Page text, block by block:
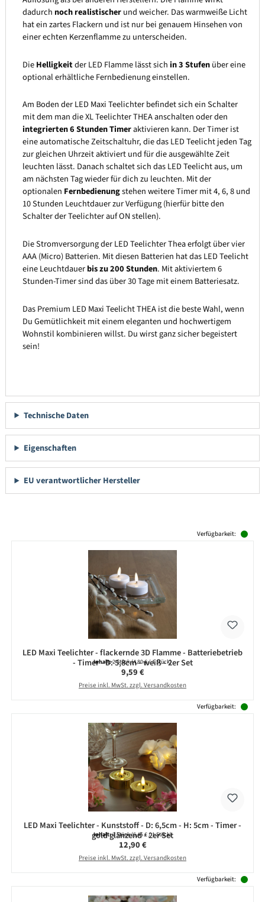
dadurch noch realistischerund weicher. Das warmweiße Licht
hat ein zartes Flackern und ist nur bei genauem Hinsehen von
einer echten Kerzenflamme zu unterscheiden.
DieHelligkeitder LED Flamme lässt sichin 3 Stufenüber eine
optional erhältliche Fernbedienung einstellen.
Am Boden der LED Maxi Teelichter befindet sich ein Schalter
mit dem man die XL Teelichter THEA anschalten oder den
integrierten 6 Stunden Timeraktivieren kann. Der Timer ist
eine automatische Zeitschaltuhr, die das LED Teelicht jeden Tag
zur gleichen Uhrzeit aktiviert und für die ausgewählte Zeit
leuchten lässt. Danach schaltet sich das LED Teelicht aus, um
am nächsten Tag wieder für dich zu leuchten. Mit der
optionalen Fernbedienungstehen weitere Timer mit 4, 6, 8 und
10 Stunden Leuchtdauer zur Verfügung (hierfür bitte den
Schalter der Teelichter auf ON stellen).
Die Stromversorgung der LED Teelichter Thea erfolgt über vier
AAA (Micro) Batterien. Mit diesen Batterien hat das LED Teelicht
eine Leuchtdauerbis zu 200 Stunden. Mit aktiviertem 6
Stunden-Timer sind das über 30 Tage mit einem Batteriesatz.
Das Premium LED Maxi Teelicht THEA ist die beste Wahl, wenn
Du Gemütlichkeit mit einem eleganten und hochwertigem
Wohnstil kombinieren willst. Du wirst ganz sicher begeistert
sein!
Technische Daten
Eigenschaften
EU verantwortlicher Hersteller
Verfügbarkeit:
LED Maxi Teelichter - flackernde 3D Flamme - Batteriebetrieb
- Timer - D: 5,8cm - weiß - 2er Set
Inhalt:2 Stück(4,80 € / 1 Stück)
Regulärer Preis:
9,59 €
Preise inkl. MwSt. zzgl. Versandkosten
Verfügbarkeit:
LED Maxi Teelichter - Kunststoff - D: 6,5cm - H: 5cm - Timer -
gold glänzend - 2er Set
Inhalt:2 Stück(6,45 € / 1 Stück)
Regulärer Preis:
12,90 €
Preise inkl. MwSt. zzgl. Versandkosten
Verfügbarkeit: